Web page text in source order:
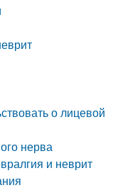
о лицевой
нерва
и неврит